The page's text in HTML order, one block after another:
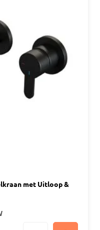
met Uitloop &